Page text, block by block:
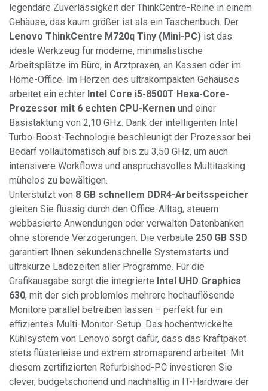
legendäre Zuverlässigkeit der ThinkCentre-Reihe in einem
Gehäuse, das kaum größer ist als ein Taschenbuch. Der
Lenovo ThinkCentre M720q Tiny (Mini-PC) ist das
ideale Werkzeug für moderne, minimalistische
Arbeitsplätze im Büro, in Arztpraxen, an Kassen oder im
Home-Office. Im Herzen des ultrakompakten Gehäuses
arbeitet ein echter Intel Core i5-8500T Hexa-Core-
Prozessor mit 6 echten CPU-Kernen und einer
Basistaktung von 2,10 GHz. Dank der intelligenten Intel
Turbo-Boost-Technologie beschleunigt der Prozessor bei
Bedarf vollautomatisch auf bis zu 3,50 GHz, um auch
intensivere Workflows und anspruchsvolles Multitasking
mühelos zu bewältigen.
Unterstützt von 8 GB schnellem DDR4-Arbeitsspeicher
gleiten Sie flüssig durch den Office-Alltag, steuern
webbasierte Anwendungen oder verwalten Datenbanken
ohne störende Verzögerungen. Die verbaute 250 GB SSD
garantiert Ihnen sekundenschnelle Systemstarts und
ultrakurze Ladezeiten aller Programme. Für die
Grafikausgabe sorgt die integrierte Intel UHD Graphics
630, mit der sich problemlos mehrere hochauflösende
Monitore parallel betreiben lassen – perfekt für ein
effizientes Multi-Monitor-Setup. Das hochentwickelte
Kühlsystem von Lenovo sorgt dafür, dass das Kraftpaket
stets flüsterleise und extrem stromsparend arbeitet. Mit
diesem zertifizierten Refurbished-PC investieren Sie
clever, budgetschonend und nachhaltig in IT-Hardware der